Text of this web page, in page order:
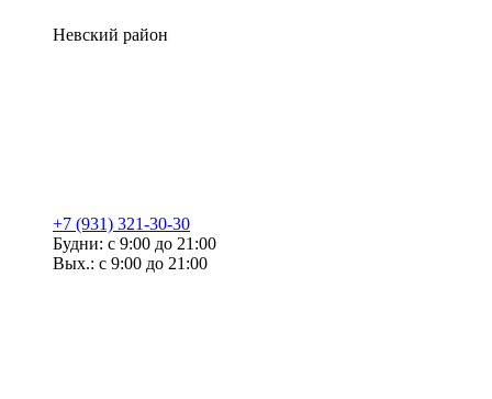
Невский район
+7 (931) 321-30-30
Будни: с 9:00 до 21:00
Вых.: с 9:00 до 21:00